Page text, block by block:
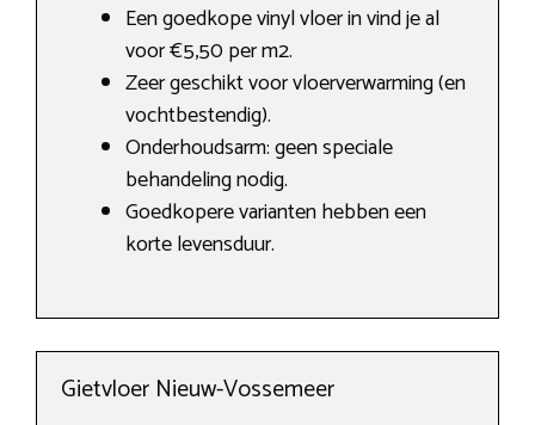
Een goedkope vinyl vloer in vind je al
voor €5,50 per m2.
Zeer geschikt voor vloerverwarming (en
vochtbestendig).
Onderhoudsarm: geen speciale
behandeling nodig.
Goedkopere varianten hebben een
korte levensduur.
Gietvloer Nieuw-Vossemeer